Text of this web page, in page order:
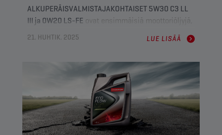
ALKUPERÄISVALMISTAJAKOHTAISET 5W30 C3 LL
III ja 0W20 LS-FE ovat ensimmäisiä moottoriöljyjä,
jotka onsertifioitu uuden API SQ -standardin
. Tämä standardi korvaa API SP:n
Olemme keränneet tähän olennaiset tiedot, jotta
pysyt ajan tasalla.
Champion näyttää suuntaa uudenAPI SQ-
palveluluokan käyttöönotossa lisensoimalla kaksi
premium-luokan moottoriöljyä:
ALKUPERÄISVALMISTAJAKOHTAINEN 5W30 C3 LL
21. HUHTIK. 2025 LUE LISÄÄ